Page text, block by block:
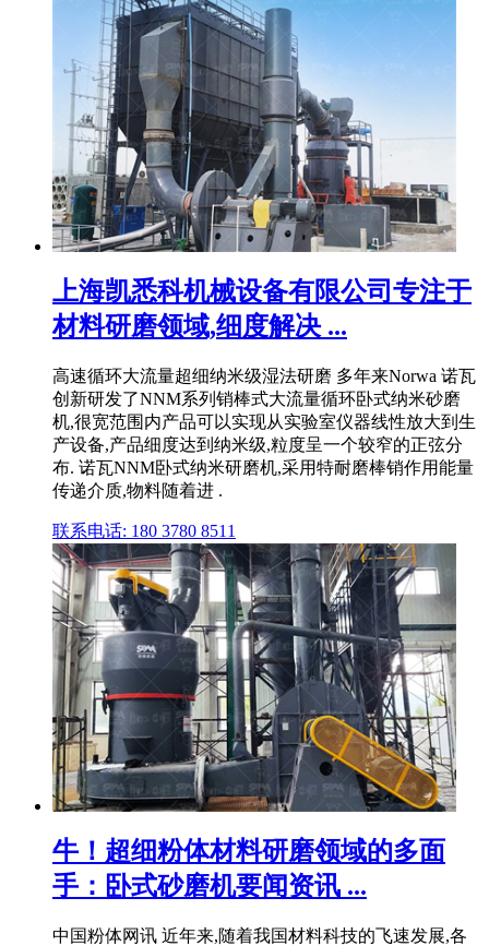
上海凯悉科机械设备有限公司专注于
材料研磨领域,细度解决 ...
高速循环大流量超细纳米级湿法研磨 多年来Norwa 诺瓦
创新研发了NNM系列销棒式大流量循环卧式纳米砂磨
机,很宽范围内产品可以实现从实验室仪器线性放大到生
产设备,产品细度达到纳米级,粒度呈一个较窄的正弦分
布. 诺瓦NNM卧式纳米研磨机,采用特耐磨棒销作用能量
传递介质,物料随着进 .
联系电话: 180 3780 8511
牛！超细粉体材料研磨领域的多面
手：卧式砂磨机要闻资讯 ...
中国粉体网讯 近年来,随着我国材料科技的飞速发展,各